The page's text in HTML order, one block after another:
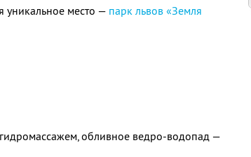
уникальное место — парк львов «Земля
обливное ведро-водопад —